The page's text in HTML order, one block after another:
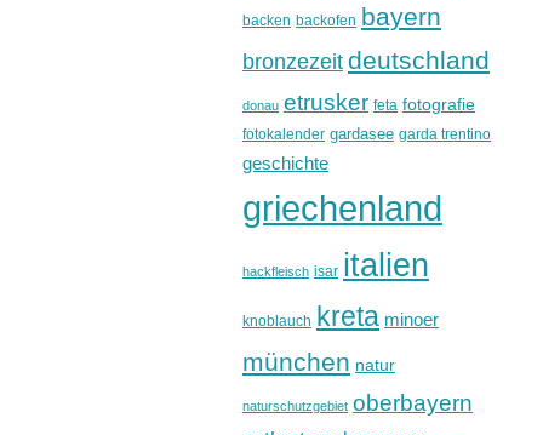
backen backofen bayern
bronzezeit deutschland
donau etrusker feta fotografie
fotokalender gardasee garda trentino
geschichte
griechenland
hackfleisch isar italien
knoblauch kreta minoer
münchen natur
naturschutzgebiet oberbayern